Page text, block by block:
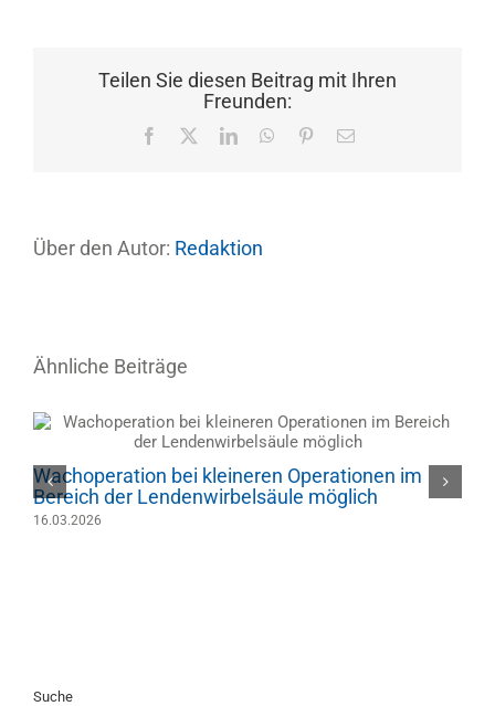
Teilen Sie diesen Beitrag mit Ihren
Freunden:
Facebook LinkedInWhatsApp
Pinterest
E-
Über den Autor: Redaktion
Ähnliche Beiträge
Wachoperation bei kleineren Operationen im
Bereich der Lendenwirbelsäule möglich
16.03.2026
Suche